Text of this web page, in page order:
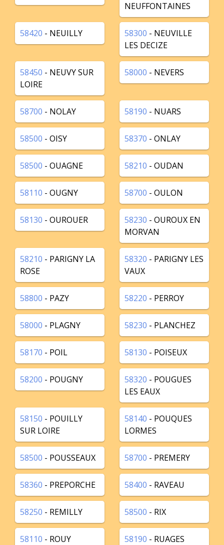
NEUFFONTAINES
58420 - NEUILLY 58300 - NEUVILLE
LES DECIZE
58450 - NEUVY SUR
LOIRE
58000 - NEVERS
58700 - NOLAY 58190 - NUARS
58500 - OISY 58370 - ONLAY
58500 - OUAGNE 58210 - OUDAN
58110 - OUGNY 58700 - OULON
58130 - OUROUER 58230 - OUROUX EN
MORVAN
58210 - PARIGNY LA
ROSE
58320 - PARIGNY LES
VAUX
58800 - PAZY 58220 - PERROY
58000 - PLAGNY 58230 - PLANCHEZ
58170 - POIL 58130 - POISEUX
58200 - POUGNY 58320 - POUGUES
LES EAUX
58150 - POUILLY
SUR LOIRE
58140 - POUQUES
LORMES
58500 - POUSSEAUX 58700 - PREMERY
58360 - PREPORCHE 58400 - RAVEAU
58250 - REMILLY 58500 - RIX
58110 - ROUY 58190 - RUAGES